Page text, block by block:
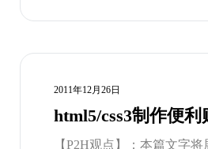
2011年12月26日
html5/css3制作便利
【P2H观点】：本篇文字将